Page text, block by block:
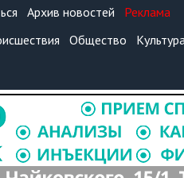
Архив новостей
Реклама
Общество